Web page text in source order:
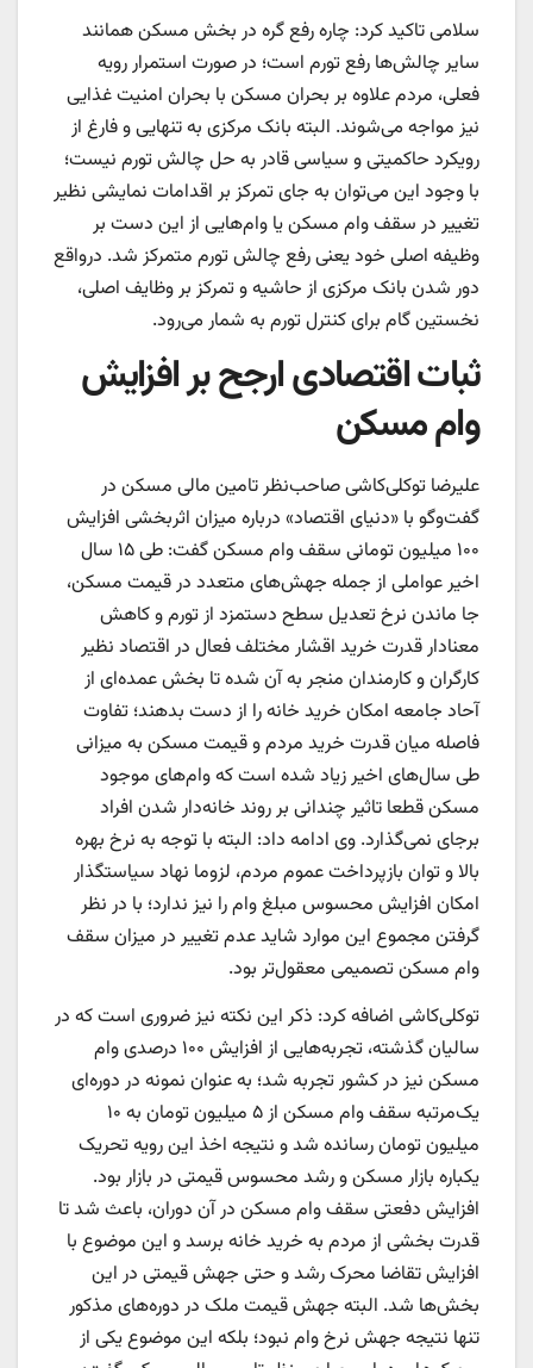
سلامی تاکید کرد: چاره رفع گره در بخش مسکن همانند
سایر چالش‌‌ها رفع تورم است؛ در صورت استمرار رویه
فعلی، مردم علاوه بر بحران مسکن با بحران امنیت غذایی
نیز مواجه می‌شوند. البته بانک مرکزی به تنهایی و فارغ از
رویکرد حاکمیتی و سیاسی قادر به حل چالش تورم نیست؛
با وجود این می‌توان به جای تمرکز بر اقدامات نمایشی نظیر
تغییر در سقف وام مسکن یا وام‌‌هایی از این دست بر
وظیفه اصلی خود یعنی رفع چالش تورم متمرکز شد. درواقع
دور شدن بانک مرکزی از حاشیه و تمرکز بر وظایف اصلی،
نخستین گام برای کنترل تورم به شمار می‌‌رود.
ثبات اقتصادی ارجح بر افزایش
وام مسکن
علیرضا توکلی‌کاشی صاحب‌‌نظر تامین مالی مسکن در
گفت‌وگو با «دنیای اقتصاد» درباره میزان اثربخشی افزایش
۱۰۰ میلیون تومانی سقف وام مسکن گفت: طی ۱۵ سال
اخیر عواملی از جمله جهش‌‌های متعدد در قیمت مسکن،
جا ماندن نرخ تعدیل سطح دستمزد از تورم و کاهش
معنادار قدرت خرید اقشار مختلف فعال در اقتصاد نظیر
کارگران و کارمندان منجر به آن شده تا بخش عمده‌‌ای از
آحاد جامعه امکان خرید خانه را از دست بدهند؛ تفاوت
فاصله میان قدرت خرید مردم و قیمت مسکن به میزانی
طی سال‌های اخیر زیاد شده است که وام‌‌های موجود
مسکن قطعا تاثیر چندانی بر روند خانه‌‌دار شدن افراد
برجای نمی‌گذارد. وی ادامه داد: البته با توجه به نرخ بهره
بالا و توان بازپرداخت عموم مردم، لزوما نهاد سیاستگذار
امکان افزایش محسوس مبلغ وام را نیز ندارد؛ با در نظر
گرفتن مجموع این موارد شاید عدم تغییر در میزان سقف
وام مسکن تصمیمی معقول‌‌تر بود.
توکلی‌کاشی اضافه کرد: ذکر این نکته نیز ضروری است که در
سالیان گذشته، تجربه‌هایی از افزایش ۱۰۰ درصدی وام
مسکن نیز در کشور تجربه شد؛ به عنوان نمونه در دوره‌‌ای
یک‌مرتبه سقف وام مسکن از ۵ میلیون تومان به ۱۰
میلیون تومان رسانده شد و نتیجه اخذ این رویه تحریک
یکباره بازار مسکن و رشد محسوس قیمتی در بازار بود.
افزایش دفعتی سقف وام مسکن در آن دوران، باعث شد تا
قدرت بخشی از مردم به خرید خانه برسد و این موضوع با
افزایش تقاضا محرک رشد و حتی جهش قیمتی در این
بخش‌ها شد. البته جهش قیمت ملک در دوره‌های مذکور
تنها نتیجه جهش نرخ وام نبود؛ بلکه این موضوع یکی از